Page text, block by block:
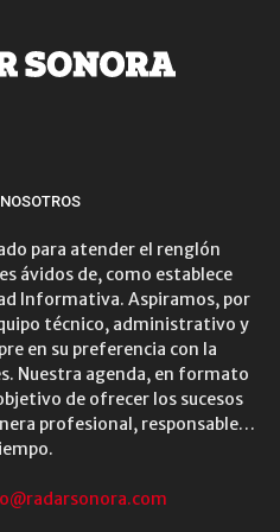
para atender el renglón
ávidos de, como establece
Informativa. Aspiramos, por
técnico, administrativo y
en su preferencia con la
Nuestra agenda, en formato
de ofrecer los sucesos
profesional, responsable…